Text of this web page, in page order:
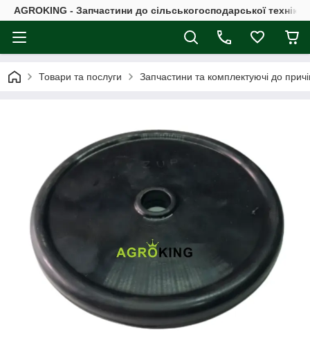
AGROKING - Запчастини до сільськогосподарської
Товари та послуги Запчастини та комплектуючі до